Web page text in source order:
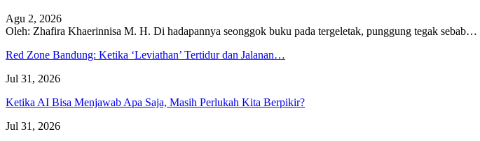
Agu 2, 2026
Oleh: Zhafira Khaerinnisa M. H. Di hadapannya seonggok buku pada tergeletak, punggung tegak sebab…
Red Zone Bandung: Ketika ‘Leviathan’ Tertidur dan Jalanan…
Jul 31, 2026
Ketika AI Bisa Menjawab Apa Saja, Masih Perlukah Kita Berpikir?
Jul 31, 2026